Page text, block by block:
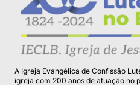
A Igreja Evangélica de Confissão
igreja com 200 anos de atuação no